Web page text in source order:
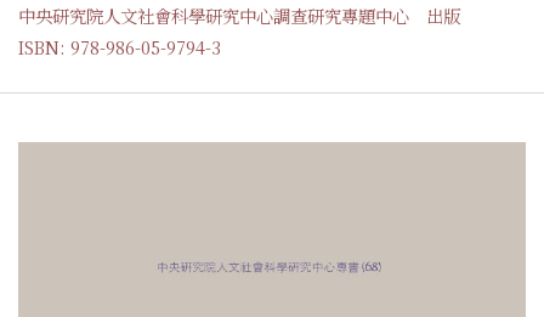
中央研究院人文社會科學研究中心調查研究專題中心 出版
ISBN: 978-986-05-9794-3